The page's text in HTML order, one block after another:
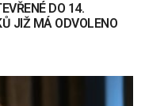
DO 14.
JIŽ MÁ ODVOLENO